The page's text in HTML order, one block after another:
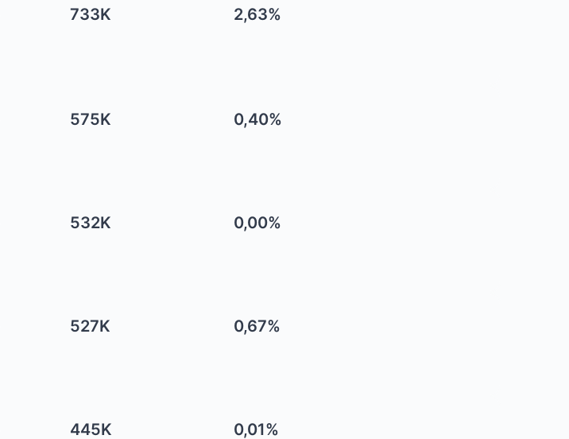
733K 2,63%
575K 0,40%
532K 0,00%
527K 0,67%
445K 0,01%